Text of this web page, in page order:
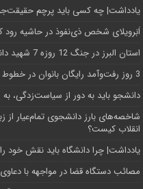
یادداشت| ‌چه کسی باید پرچم
اَبَر‌ویلای شخص ذی‌نفوذ در حاشیه‌
استان البرز در جنگ 12 روزه 7 شهید دانشجو تقدیم انقلاب کرد
3 روز رفت‌وآمد رایگان بانوان در خطوط اتوبوسرانی شهری کرج
دانشجو باید به دور از سیاست‌زدگی،
شاخصه‌های بارز دانشجوی تمام‌عیار از
انقلاب کیست؟
یادداشت| چرا دانشگاه باید نقش خود را
مصائب دستگاه قضا در مواجهه با